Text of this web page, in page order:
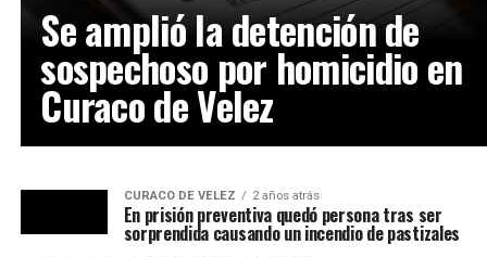
Se amplió la detención de
sospechoso por homicidio en
Curaco de Velez
CURACO DE VELEZ 2 años atrás
En prisión preventiva quedó persona tras ser
sorprendida causando un incendio de pastizales